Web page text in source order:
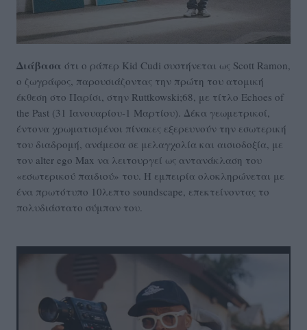
Διάβασα ότι ο ράπερ Kid Cudi συστήνεται ως Scott Ramon,
ο ζωγράφος, παρουσιάζοντας την πρώτη του ατομική
έκθεση στο Παρίσι, στην Ruttkowski;68, με τίτλο Echoes of
the Past (31 Ιανουαρίου-1 Μαρτίου). Δέκα γεωμετρικοί,
έντονα χρωματισμένοι πίνακες εξερευνούν την εσωτερική
του διαδρομή, ανάμεσα σε μελαγχολία και αισιοδοξία, με
τον alter ego Max να λειτουργεί ως αντανάκλαση του
«εσωτερικού παιδιού» του. Η εμπειρία ολοκληρώνεται με
ένα πρωτότυπο 10λεπτο soundscape, επεκτείνοντας το
πολυδιάστατο σύμπαν του.